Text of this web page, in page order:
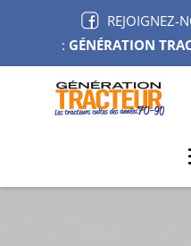
REJOIGNEZ-
: GÉNÉRATION